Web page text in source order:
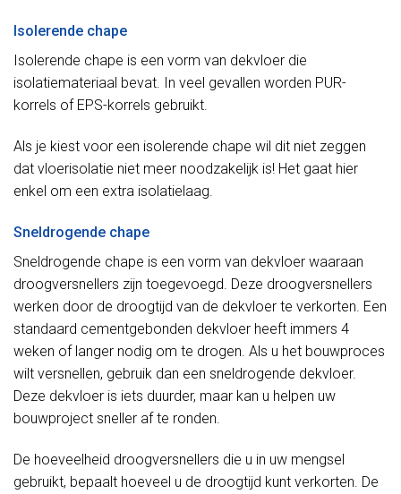
Isolerende chape
Isolerende chape is een vorm van dekvloer die
isolatiemateriaal bevat. In veel gevallen worden PUR-
korrels of EPS-korrels gebruikt.
Als je kiest voor een isolerende chape wil dit niet zeggen
dat vloerisolatie niet meer noodzakelijk is! Het gaat hier
enkel om een extra isolatielaag.
Sneldrogende chape
Sneldrogende chape is een vorm van dekvloer waaraan
droogversnellers zijn toegevoegd. Deze droogversnellers
werken door de droogtijd van de dekvloer te verkorten. Een
standaard cementgebonden dekvloer heeft immers 4
weken of langer nodig om te drogen. Als u het bouwproces
wilt versnellen, gebruik dan een sneldrogende dekvloer.
Deze dekvloer is iets duurder, maar kan u helpen uw
bouwproject sneller af te ronden.
De hoeveelheid droogversnellers die u in uw mengsel
gebruikt, bepaalt hoeveel u de droogtijd kunt verkorten. De